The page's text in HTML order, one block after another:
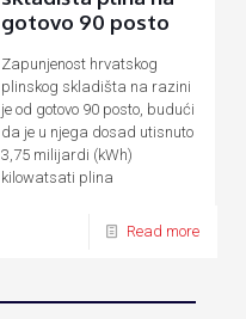
gotovo 90 posto
Zapunjenost hrvatskog
plinskog skladišta na razini
je od gotovo 90 posto, budući
da je u njega dosad utisnuto
3,75 milijardi (kWh)
kilowatsati plina
Read more